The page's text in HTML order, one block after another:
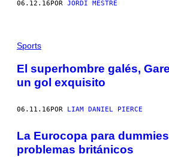
06.12.16 POR JORDI MESTRE
Sports
El superhombre galés,
un gol exquisito
06.11.16POR LIAM DANIEL PIERCE
La Eurocopa para
problemas británicos